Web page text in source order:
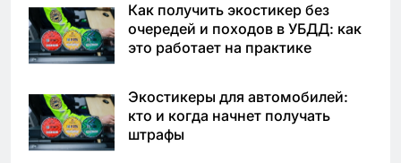
Как получить экостикер без
очередей и походов в УБДД: как
это работает на практике
Экостикеры для автомобилей:
кто и когда начнет получать
штрафы